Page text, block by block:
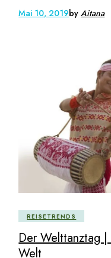
Mai 10, 2019byAitana
REISETRENDS
Der Welttanztag |
Welt